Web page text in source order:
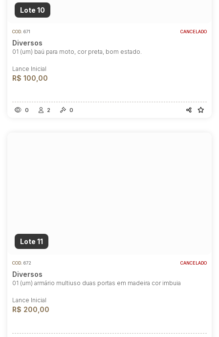
Lote 10
COD. 671 CANCELADO
Diversos
01 (um) baú para moto, cor preta, bom estado.
Lance Inicial
R$ 100,00
0 2 0
Lote 11
COD. 672 CANCELADO
Diversos
01 (um) armário multiuso duas portas em madeira cor imbuia
Lance Inicial
R$ 200,00